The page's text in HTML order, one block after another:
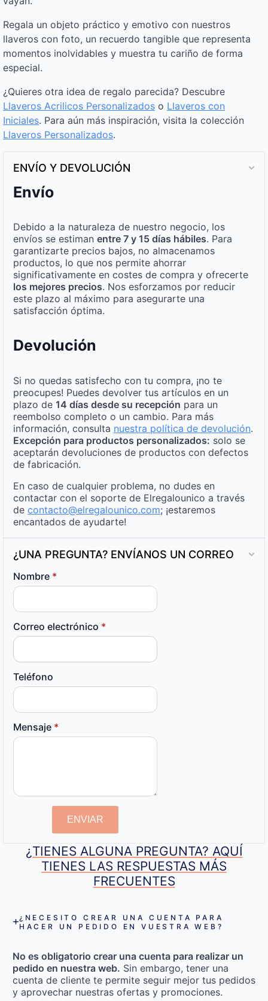
Regala un objeto práctico y emotivo con nuestros
llaveros con foto, un recuerdo tangible que representa
momentos inolvidables y muestra tu cariño de forma
especial.
¿Quieres otra idea de regalo parecida? Descubre
Llaveros Acrilicos Personalizados o Llaveros con
Iniciales. Para aún más inspiración, visita la colección
Llaveros Personalizados.
ENVÍO Y DEVOLUCIÓN
Envío
Debido a la naturaleza de nuestro negocio, los
envíos se estiman entre 7 y 15 días hábiles. Para
garantizarte precios bajos, no almacenamos
productos, lo que nos permite ahorrar
significativamente en costes de compra y ofrecerte
los mejores precios. Nos esforzamos por reducir
este plazo al máximo para asegurarte una
satisfacción óptima.
Devolución
Si no quedas satisfecho con tu compra, ¡no te
preocupes! Puedes devolver tus artículos en un
plazo de 14 días desde su recepción para un
reembolso completo o un cambio. Para más
información, consulta nuestra política de devolución.
Excepción para productos personalizados: solo se
aceptarán devoluciones de productos con defectos
de fabricación.
En caso de cualquier problema, no dudes en
contactar con el soporte de Elregalounico a través
de contacto@elregalounico.com; ¡estaremos
encantados de ayudarte!
¿UNA PREGUNTA? ENVÍANOS UN CORREO
Nombre *
Correo electrónico *
Teléfono
Mensaje *
ENVIAR
¿TIENES ALGUNA PREGUNTA? AQUÍ
TIENES LAS RESPUESTAS MÁS
FRECUENTES
¿NECESITO CREAR UNA CUENTA PARA
HACER UN PEDIDO EN VUESTRA WEB?
No es obligatorio crear una cuenta para realizar un
pedido en nuestra web. Sin embargo, tener una
cuenta de cliente te permite seguir mejor tus pedidos
y aprovechar nuestras ofertas y promociones.